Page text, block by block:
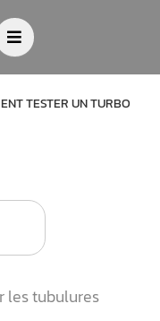
TESTER UN TURBO
les tubulures